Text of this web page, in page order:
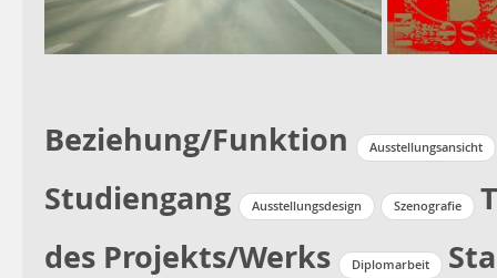
Beziehung/Funktion Ausstellungsansicht
Studiengang Ausstellungsdesign Szenografie
des Projekts/Werks
Diplomarbeit